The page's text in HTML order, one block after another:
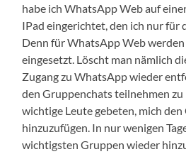
habe ich WhatsApp Web auf
IPad eingerichtet, den ich nur für
Denn für WhatsApp Web
eingesetzt. Löscht man nämlich
Zugang zu WhatsApp wieder
den Gruppenchats teilnehmen zu
wichtige Leute gebeten, mich den
hinzuzufügen. In nur wenigen
wichtigsten Gruppen wieder